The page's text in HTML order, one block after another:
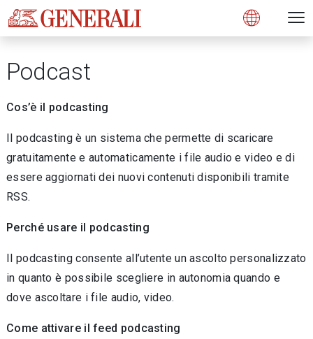
Open
Podcast
Cos’è il podcasting
Il podcasting è un sistema che permette di scaricare
gratuitamente e automaticamente i file audio e video e di
essere aggiornati dei nuovi contenuti disponibili tramite
RSS.
Perché usare il podcasting
Il podcasting consente all’utente un ascolto personalizzato
in quanto è possibile scegliere in autonomia quando e
dove ascoltare i file audio, video.
Come attivare il feed podcasting